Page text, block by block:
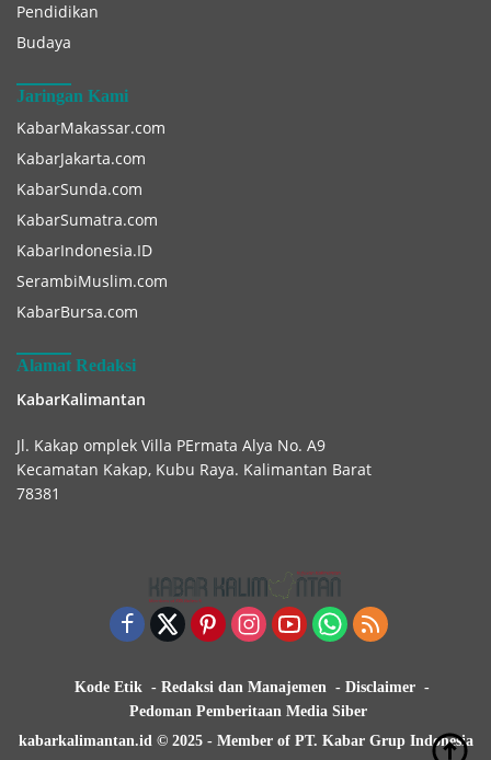
Pendidikan
Budaya
Jaringan Kami
KabarMakassar.com
KabarJakarta.com
KabarSunda.com
KabarSumatra.com
KabarIndonesia.ID
SerambiMuslim.com
KabarBursa.com
Alamat Redaksi
KabarKalimantan
Jl. Kakap omplek Villa PErmata Alya No. A9
Kecamatan Kakap, Kubu Raya. Kalimantan Barat
78381
Kode Etik Redaksi dan Manajemen
Disclaimer
Pedoman Pemberitaan Media Siber
kabarkalimantan.id © 2025 - Member of PT. Kabar Grup Indonesia